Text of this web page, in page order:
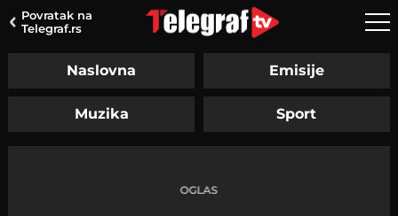
Povratak na
Telegraf.rs
Naslovna Emisije
Muzika Sport